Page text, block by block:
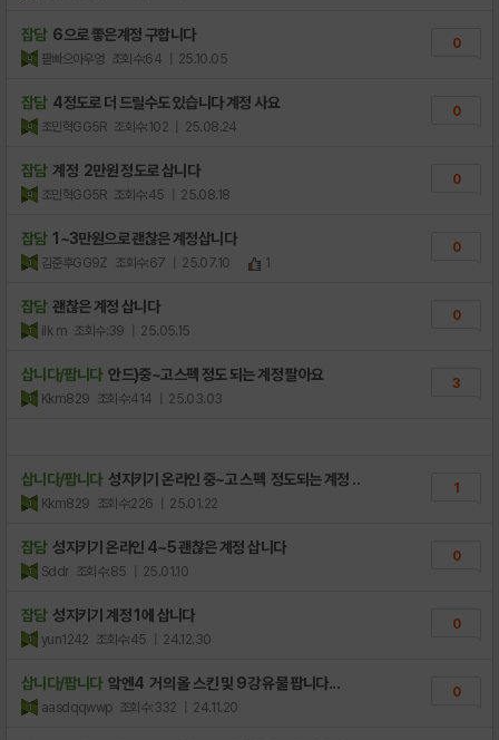
잡담 6으로 좋은계정 구합니다
팥빠으아우엉 조회수:64 | 25.10.05
0
잡담 4정도로 더 드릴수도 있습니다 계정 사요
조민혁GG5R 조회수:102 | 25.08.24
0
잡담 계정 2만원 정도로 삽니다
조민혁GG5R 조회수:45 | 25.08.18
0
잡담 1~3만원으로 괜찮은 계정삽니다
김준후GG9Z 조회수:67 | 25.07.10 1
0
잡담 괜찮은 계정 삽니다
ilk m 조회수:39 | 25.05.15
0
삽니다/팝니다 안드)중~고스펙 정도 되는 계정 팔아요
Kkm829 조회수:414 | 25.03.03
3
삽니다/팝니다 성지키기 온라인 중~고 스펙 정도되는 계정 ..
Kkm829 조회수:226 | 25.01.22
1
잡담 성지키기 온라인 4~5 괜찮은 계정 삽니다
Sddr 조회수:85 | 25.01.10
0
잡담 성지키기 계정 1에 삽니다
yun1242 조회수:45 | 24.12.30
0
삽니다/팝니다 앜엔4 거의 올 스킨 및 9강 유물 팝니다...
aasdqqwwp 조회수:332 | 24.11.20
0